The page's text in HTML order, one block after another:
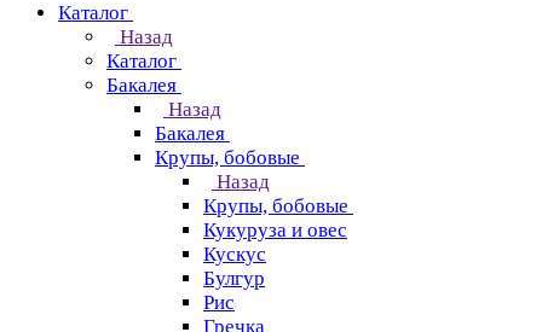
Каталог
Назад
Каталог
Бакалея
Назад
Бакалея
Крупы, бобовые
Назад
Крупы, бобовые
Кукуруза и овес
Кускус
Булгур
Рис
Гречка